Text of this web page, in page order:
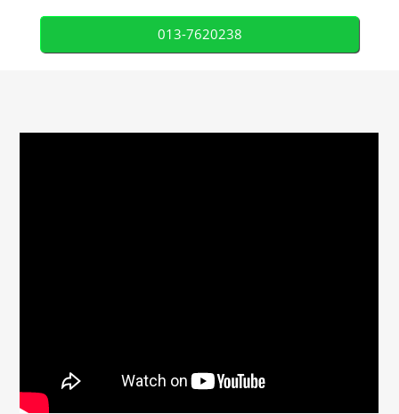
013-7620238